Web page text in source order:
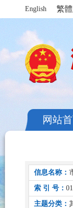
English 繁
网站
信息名称：
索 引 号：
主题分类：